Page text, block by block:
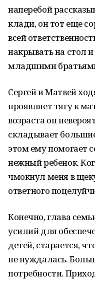
наперебой
клади, он тот еще
всей
накрывать на стол
младшими
Сергей и Матвей
проявляет тягу к
возраста он
складывает
этом ему помогает
нежный ребенок.
чмокнул меня в
ответного
Конечно, глава
усилий для
детей, старается,
не нуждалась.
потребности.